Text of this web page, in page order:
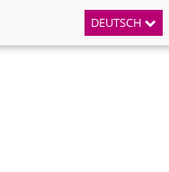
DEUTSCH